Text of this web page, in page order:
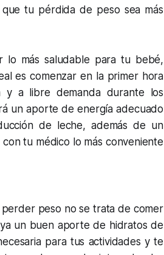
tu pérdida de peso sea más
lo más saludable para tu bebé,
es comenzar en la primer hora
a libre demanda durante los
un aporte de energía adecuado
de leche, además de un
tu médico lo más conveniente
perder peso no se trata de comer
un buen aporte de hidratos de
para tus actividades y te